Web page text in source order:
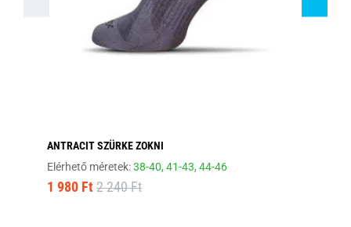
ANTRACIT SZÜRKE ZOKNI
Elérhető méretek:38-40,41-43,44-46
1 980 Ft 2 240 Ft